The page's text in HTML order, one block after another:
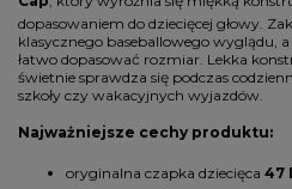
dopasowaniem do dziecięcej głowy.
klasycznego baseballowego wyglądu,
łatwo dopasować rozmiar. Lekka
świetnie sprawdza się podczas
szkoły czy wakacyjnych wyjazdów.
Najważniejsze cechy produktu:
oryginalna czapka dziecięca 47